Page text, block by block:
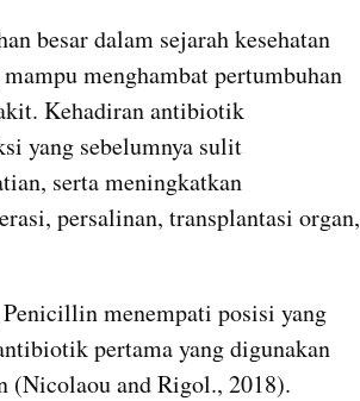
besar dalam sejarah kesehatan
menghambat pertumbuhan
Kehadiran antibiotik
yang sebelumnya sulit
serta meningkatkan
persalinan, transplantasi organ,
menempati posisi yang
pertama yang digunakan
(Nicolaou and Rigol., 2018).